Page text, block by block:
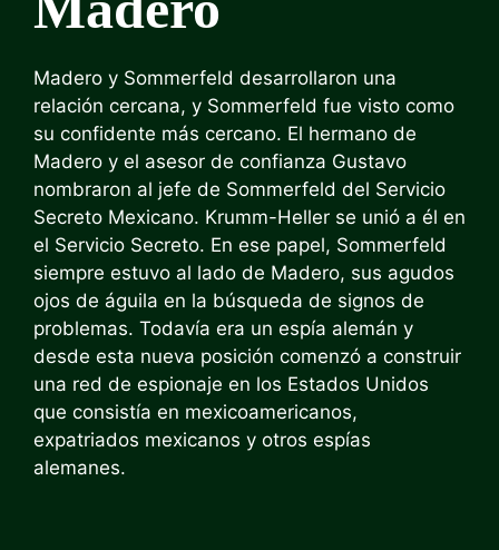
Madero y Sommerfeld desarrollaron una
relación cercana, y Sommerfeld fue visto como
su confidente más cercano. El hermano de
Madero y el asesor de confianza Gustavo
nombraron al jefe de Sommerfeld del Servicio
Secreto Mexicano. Krumm-Heller se unió a él en
el Servicio Secreto. En ese papel, Sommerfeld
siempre estuvo al lado de Madero, sus agudos
ojos de águila en la búsqueda de signos de
problemas. Todavía era un espía alemán y
desde esta nueva posición comenzó a construir
una red de espionaje en los Estados Unidos
que consistía en mexicoamericanos,
expatriados mexicanos y otros espías
alemanes.